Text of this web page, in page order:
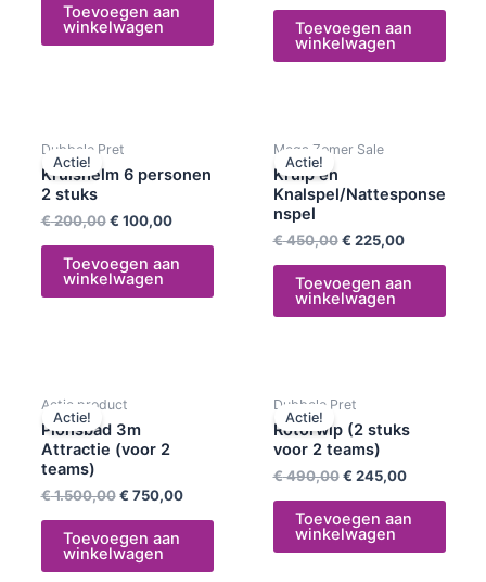
Toevoegen aan
winkelwagen Toevoegen aan
winkelwagen
Actie!
Dubbele Pret
Kruishelm 6 personen
2 stuks
€200,00
prijs
was:
€ 100,00
is:
Toevoegen aan
winkelwagen
Actie!
Mega Zomer Sale
Kruip en
Knalspel/Nattesponse
nspel
€450,00
prijs
€ 450,00.
€ 225,00
€ 225,00.
Toevoegen aan
winkelwagen
Actie!
Actie product
Plonsbad 3m
Attractie (voor 2
teams)
€1.500,00
prijs
was:
€ 1.500,00.
€ 750,00
Toevoegen aan
winkelwagen
Actie!
Dubbele Pret
Rotorwip (2 stuks
voor 2 teams)
€490,00
prijs
was:
€ 490,00.
€ 245,00
is:
Toevoegen aan
winkelwagen